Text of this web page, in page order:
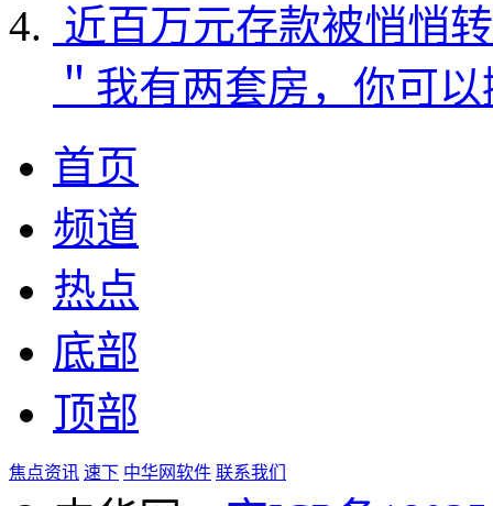
近百万元存款被悄悄
＂我有两套房，你可
首页
频道
热点
底部
顶部
焦点资讯 速下 中华网软件 联系我们